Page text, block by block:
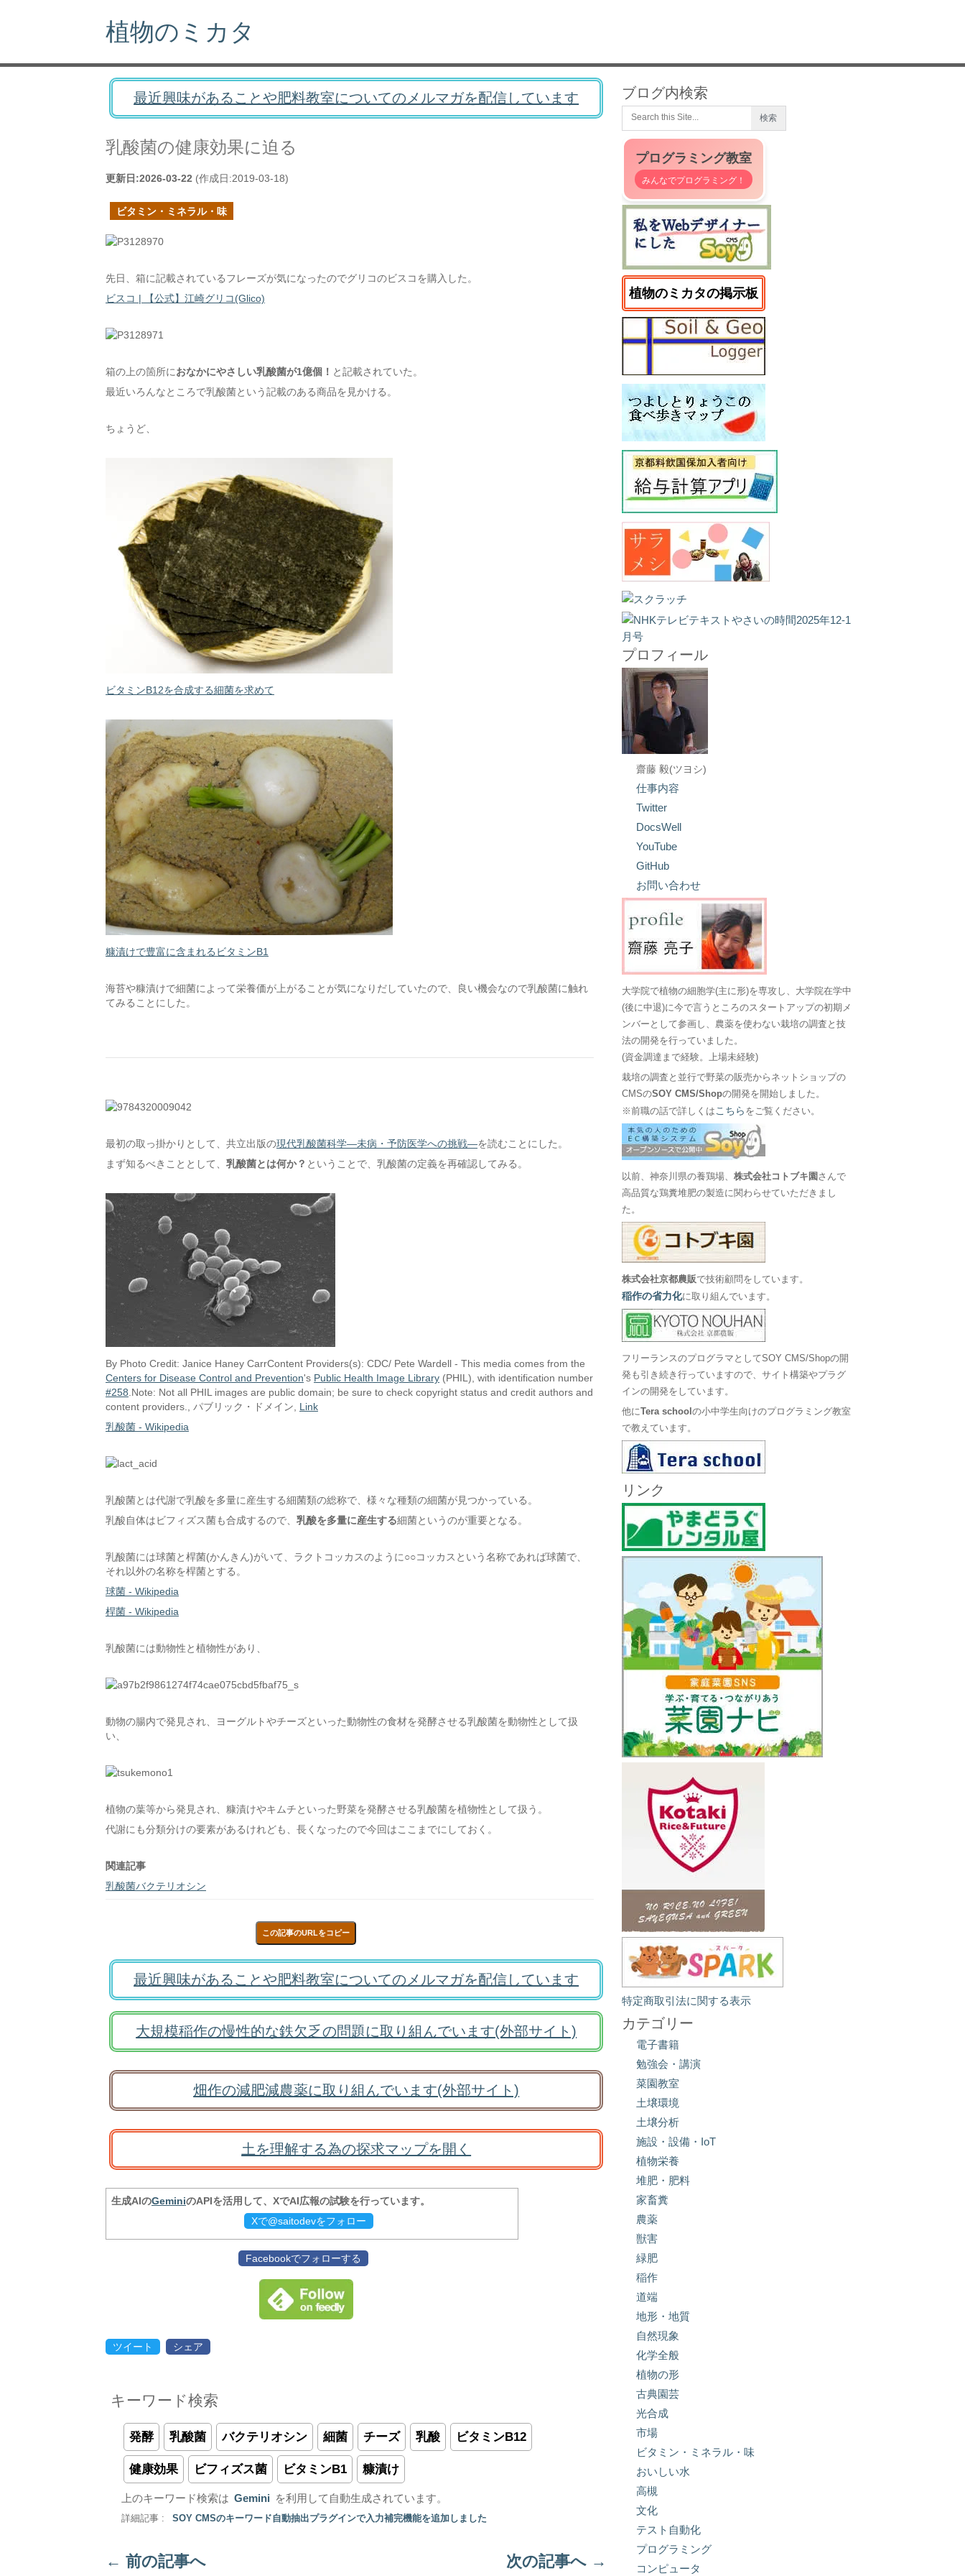
植物のミカタ
最近興味があることや肥料教室についてのメルマガを配信しています
乳酸菌の健康効果に迫る
更新日:2026-03-22 (作成日:2019-03-18)
ビタミン・ミネラル・味
先日、箱に記載されているフレーズが気になったのでグリコのビスコを購入した。
ビスコ | 【公式】江崎グリコ(Glico)
箱の上の箇所におなかにやさしい乳酸菌が1億個！ と記載されていた。
最近いろんなところで乳酸菌という記載のある商品を見かける。
ちょうど、
ビタミンB12を合成する細菌を求めて
糠漬けで豊富に含まれるビタミンB1
海苔や糠漬けで細菌によって栄養価が上がることが気になりだしていたので、良い機会なので乳酸菌に触れ
てみることにした。
最初の取っ掛かりとして、共立出版の現代乳酸菌科学―未病・予防医学への挑戦―を読むことにした。
まず知るべきこととして、 乳酸菌とは何か？ ということで、乳酸菌の定義を再確認してみる。
By Photo Credit: Janice Haney CarrContent Providers(s): CDC/ Pete Wardell - This media comes from the
Centers for Disease Control and Prevention's Public Health Image Library (PHIL), with identification number
#258 .Note: Not all PHIL images are public domain; be sure to check copyright status and credit authors and
content providers., パブリック・ドメイン, Link
乳酸菌 - Wikipedia
乳酸菌とは代謝で乳酸を多量に産生する細菌類の総称で、様々な種類の細菌が見つかっている。
乳酸自体はビフィズス菌も合成するので、 乳酸を多量に産生する細菌というのが重要となる。
乳酸菌には球菌と桿菌(かんきん)がいて、ラクトコッカスのように○○コッカスという名称であれば球菌で、
それ以外の名称を桿菌とする。
球菌 - Wikipedia
桿菌 - Wikipedia
乳酸菌には動物性と植物性があり、
動物の腸内で発見され、ヨーグルトやチーズといった動物性の食材を発酵させる乳酸菌を動物性として扱
い、
植物の葉等から発見され、糠漬けやキムチといった野菜を発酵させる乳酸菌を植物性として扱う。
代謝にも分類分けの要素があるけれども、長くなったので今回はここまでにしておく。
関連記事
乳酸菌バクテリオシン
この記事のURLをコピー
最近興味があることや肥料教室についてのメルマガを配信しています
大規模稲作の慢性的な鉄欠乏の問題に取り組んでいます(外部サイト)
畑作の減肥減農薬に取り組んでいます(外部サイト)
土を理解する為の探求マップを開く
生成AIのGeminiのAPIを活用して、XでAI広報の試験を行っています。
Xで@saitodevをフォロー
Facebookでフォローする
ツイート シェア
キーワード検索
発酵 乳酸菌 バクテリオシン 細菌 チーズ 乳酸 ビタミンB12
健康効果 ビフィズス菌 ビタミンB1 糠漬け
上のキーワード検索は Gemini を利用して自動生成されています。
詳細記事 : SOY CMSのキーワード自動抽出プラグインで入力補完機能を追加しました
← 前の記事へ 次の記事へ →
ブログ内検索
プログラミング教室
みんなでプログラミング！
植物のミカタの掲示板
プロフィール
齋藤 毅(ツヨシ)
仕事内容
Twitter
DocsWell
YouTube
GitHub
お問い合わせ
大学院で植物の細胞学(主に形)を専攻し、大学院在学中
(後に中退)に今で言うところのスタートアップの初期メ
ンバーとして参画し、農薬を使わない栽培の調査と技
法の開発を行っていました。
(資金調達まで経験。上場未経験)
栽培の調査と並行で野菜の販売からネットショップの
CMSのSOY CMS/Shopの開発を開始しました。
※前職の話で詳しくは こちら をご覧ください。
以前、神奈川県の養鶏場、株式会社コトブキ園 さんで
高品質な鶏糞堆肥の製造に関わらせていただきまし
た。
株式会社京都農販で技術顧問をしています。
稲作の省力化に取り組んでいます。
フリーランスのプログラマとしてSOY CMS/Shopの開
発も引き続き行っていますので、サイト構築やプラグ
インの開発をしています。
他にTera schoolの小中学生向けのプログラミング教室
で教えています。
リンク
特定商取引法に関する表示
カテゴリー
電子書籍
勉強会・講演
菜園教室
土壌環境
土壌分析
施設・設備・IoT
植物栄養
堆肥・肥料
家畜糞
農薬
獣害
緑肥
稲作
道端
地形・地質
自然現象
化学全般
植物の形
古典園芸
光合成
市場
ビタミン・ミネラル・味
おいしい水
高槻
文化
テスト自動化
プログラミング
コンピュータ